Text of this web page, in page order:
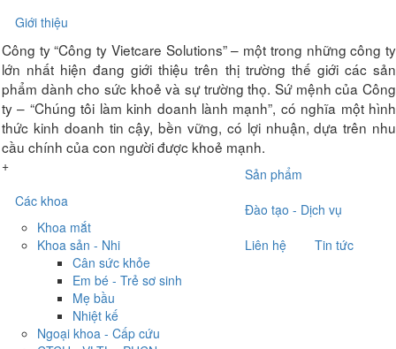
Giới thiệu
Công ty “Công ty Vietcare Solutions” – một trong những công ty
lớn nhất hiện đang giới thiệu trên thị trường thế giới các sản
phẩm dành cho sức khoẻ và sự trường thọ. Sứ mệnh của Công
ty – “Chúng tôi làm kinh doanh lành mạnh”, có nghĩa một hình
thức kinh doanh tin cậy, bền vững, có lợi nhuận, dựa trên nhu
cầu chính của con người được khoẻ mạnh.
+
Các khoa
Khoa mắt
Khoa sản - Nhi
Cân sức khỏe
Em bé - Trẻ sơ sinh
Mẹ bầu
Nhiệt kế
Ngoại khoa - Cấp cứu
Sản phẩm
Đào tạo - Dịch vụ
Liên hệ
Tin tức